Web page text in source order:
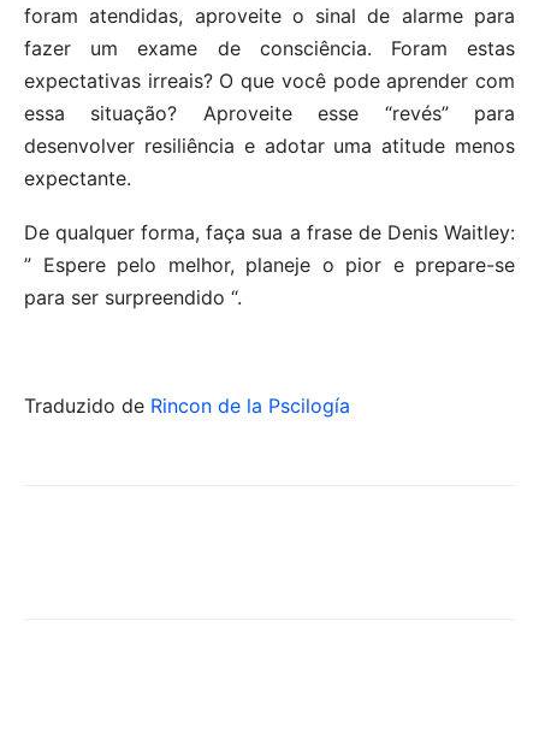
foram atendidas, aproveite o sinal de alarme para
fazer um exame de consciência. Foram estas
expectativas irreais? O que você pode aprender com
essa situação? Aproveite esse “revés” para
desenvolver resiliência e adotar uma atitude menos
expectante.
De qualquer forma, faça sua a frase de Denis Waitley:
” Espere pelo melhor, planeje o pior e prepare-se
para ser surpreendido “.
Traduzido de Rincon de la Pscilogía